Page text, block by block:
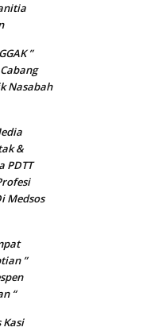
”
Nasabah
&
PDTT
Medsos
”
“
Kasi